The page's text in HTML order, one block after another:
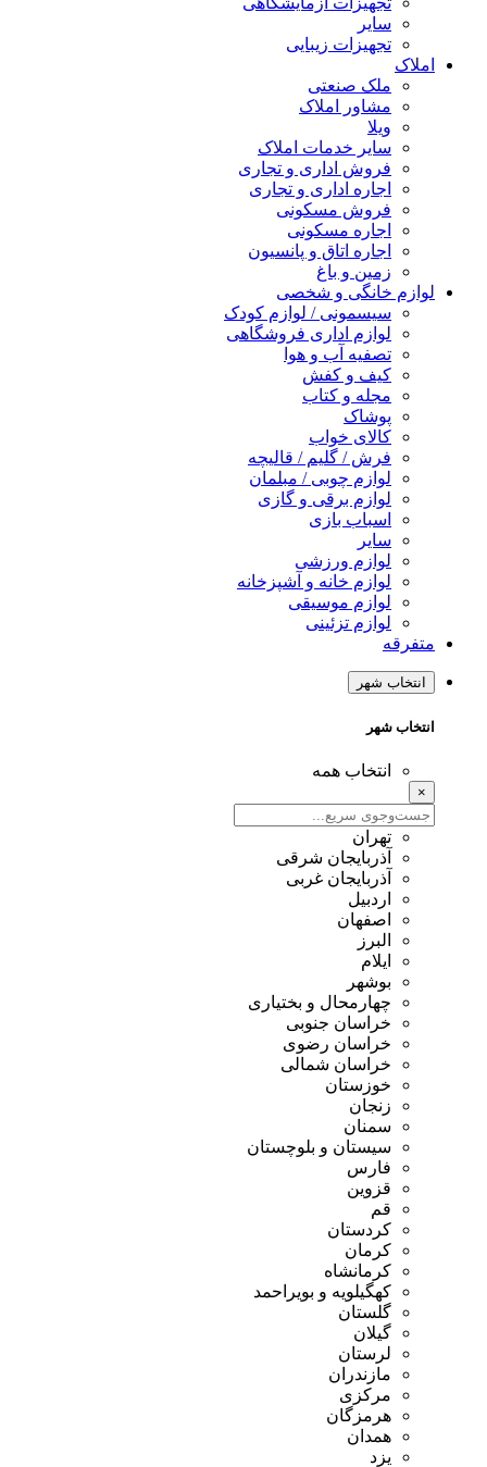
سایر
تجهیزات زیبایی
املاک
ملک صنعتی
مشاور املاک
ویلا
سایر خدمات املاک
فروش اداری و تجاری
اجاره اداری و تجاری
فروش مسکونی
اجاره مسکونی
اجاره اتاق و پانسیون
زمین و باغ
لوازم خانگی و شخصی
سیسمونی / لوازم کودک
لوازم اداری فروشگاهی
تصفیه آب و هوا
کیف و کفش
مجله و کتاب
پوشاک
کالای خواب
فرش / گلیم / قالیچه
لوازم چوبی / مبلمان
لوازم برقی و گازی
اسباب بازی
سایر
لوازم ورزشی
لوازم خانه و آشپزخانه
لوازم موسیقی
لوازم تزئینی
متفرقه
انتخاب شهر
انتخاب شهر
انتخاب همه
×
تهران
آذربایجان شرقی
آذربایجان غربی
اردبیل
اصفهان
البرز
ایلام
بوشهر
چهارمحال و بختیاری
خراسان جنوبی
خراسان رضوی
خراسان شمالی
خوزستان
زنجان
سمنان
سیستان و بلوچستان
فارس
قزوین
قم
کردستان
کرمان
کرمانشاه
کهگیلویه و بویراحمد
گلستان
گیلان
لرستان
مازندران
مرکزی
هرمزگان
همدان
یزد